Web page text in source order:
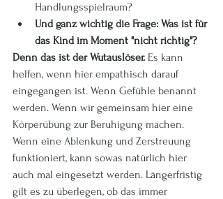
Handlungsspielraum?
Und ganz wichtig die Frage: Was ist für
das Kind im Moment "nicht richtig"?
Denn das ist der Wutauslöser. Es kann
helfen, wenn hier empathisch darauf
eingegangen ist. Wenn Gefühle benannt
werden. Wenn wir gemeinsam hier eine
Körperübung zur Beruhigung machen.
Wenn eine Ablenkung und Zerstreuung
funktioniert, kann sowas natürlich hier
auch mal eingesetzt werden. Längerfristig
gilt es zu überlegen, ob das immer